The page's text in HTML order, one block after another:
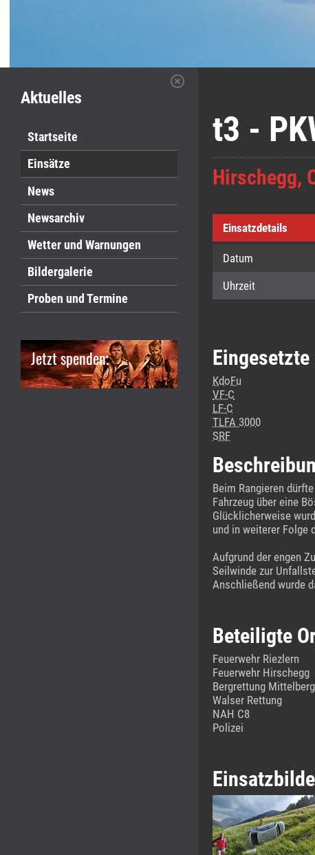
Aktuelles
Startseite
Einsätze
News
Newsarchiv
Wetter und Warnungen
Bildergalerie
Proben und Termine
Jetzt spenden.
t3 -
Hirschegg,
Einsatzdetails
Datum
Uhrzeit
Eingesetzte
KdoFu
VF-C
LF-C
TLFA 3000
SRF
Beim Rangieren
Fahrzeug über eine
Glücklicherweise
und in weiterer Folge
Aufgrund der engen
Seilwinde zur
Anschließend wurde
Beteiligte
Feuerwehr Riezlern
Feuerwehr Hirschegg
Bergrettung
Walser Rettung
NAH C8
Polizei